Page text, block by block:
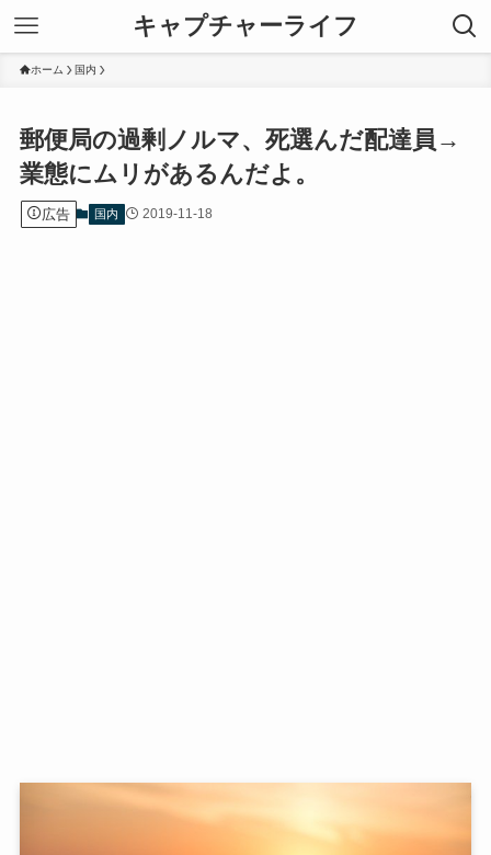
キャプチャーライフ
ホーム 国内
郵便局の過剰ノルマ、死選んだ配達員→
業態にムリがあるんだよ。
広告 国内 2019-11-18